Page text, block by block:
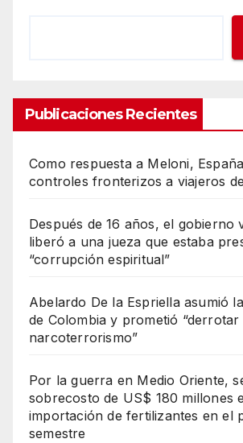
Publicaciones Recientes
Como respuesta a Meloni,
controles fronterizos a viajeros
Después de 16 años, el gobierno
liberó a una jueza que estaba
“corrupción espiritual”
Abelardo De la Espriella asumió
de Colombia y prometió
narcoterrorismo”
Por la guerra en Medio Oriente,
sobrecosto de US$ 180 millones
importación de fertilizantes en el
semestre